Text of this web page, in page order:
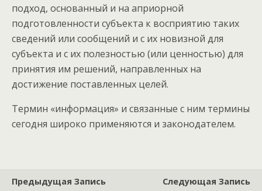
подход, основанный и на априорной
подготовленности субъекта к восприятию таких
сведений или сообщений и с их новизной для
субъекта и с их полезностью (или ценностью) для
принятия им решений, направленных на
достижение поставленных целей.
Термин «информация» и связанные с ним термины
сегодня широко применяются и законодателем.
Предыдущая Запись
Следующая Запись